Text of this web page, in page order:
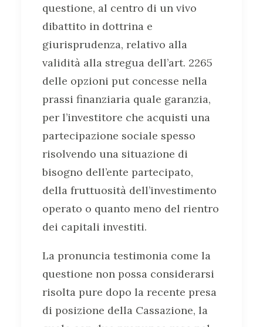
questione, al centro di un vivo
dibattito in dottrina e
giurisprudenza, relativo alla
validità alla stregua dell’art. 2265
delle opzioni put concesse nella
prassi finanziaria quale garanzia,
per l’investitore che acquisti una
partecipazione sociale spesso
risolvendo una situazione di
bisogno dell’ente partecipato,
della fruttuosità dell’investimento
operato o quanto meno del rientro
dei capitali investiti.
La pronuncia testimonia come la
questione non possa considerarsi
risolta pure dopo la recente presa
di posizione della Cassazione, la